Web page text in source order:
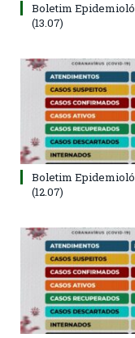
Boletim
(13.07)
Boletim
(12.07)